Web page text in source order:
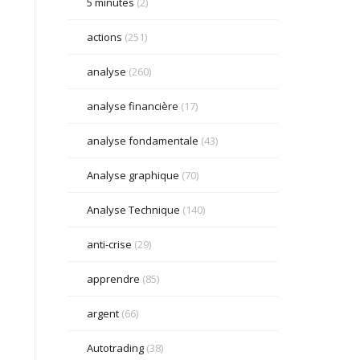
actions (251)
analyse (260)
analyse financière (17)
analyse fondamentale (43)
Analyse graphique (70)
Analyse Technique (140)
anti-crise (29)
apprendre (85)
argent(66)
Autotrading(38)